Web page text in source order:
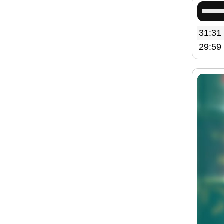
استخدم
مفاتيح
أعلى/
أسفل
لزيادة
أو
خفض
31:31
29:59